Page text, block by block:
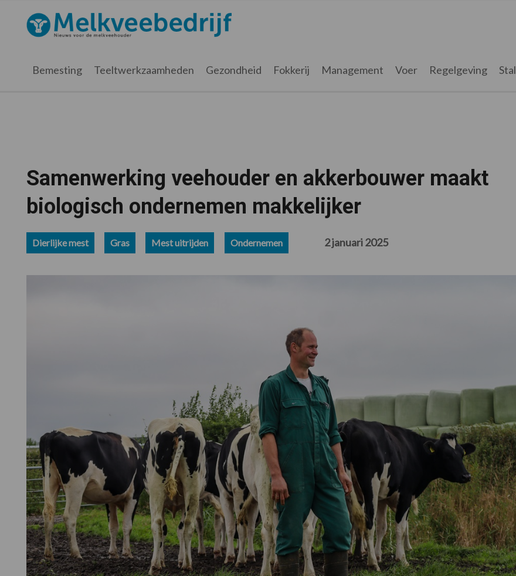
hoofdnavigatie
hoofd
eerste
voettekst
Melkveebedrijf.nl
Bemesting Teeltwerkzaamheden Gezondheid Fokkerij Management Voer Regelgeving Stal
Samenwerking veehouder en akkerbouwer maakt
biologisch ondernemen makkelijker
Dierlijke mest Gras Mest uitrijden Ondernemen 2 januari 2025